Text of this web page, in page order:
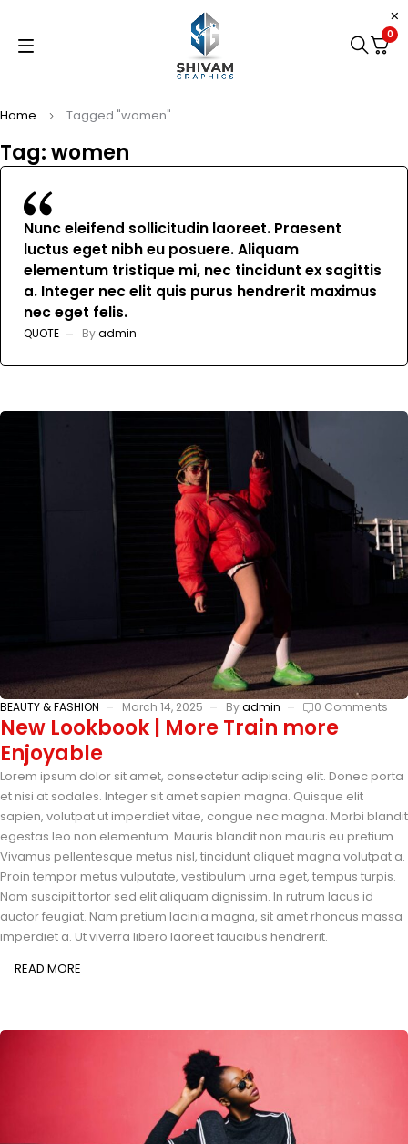
0
Tag: women
Home Tagged "women"
Nunc eleifend sollicitudin laoreet. Praesent
luctus eget nibh eu posuere. Aliquam
elementum tristique mi, nec tincidunt ex sagittis
a. Integer nec elit quis purus hendrerit maximus
nec eget felis.
QUOTE Byadmin
BEAUTY & FASHION March 14, 2025 Byadmin 0 Comments
New Lookbook | More Train more
Enjoyable
Lorem ipsum dolor sit amet, consectetur adipiscing elit. Donec porta
et nisi at sodales. Integer sit amet sapien magna. Quisque elit
sapien, volutpat ut imperdiet vitae, congue nec magna. Morbi blandit
egestas leo non elementum. Mauris blandit non mauris eu pretium.
Vivamus pellentesque metus nisl, tincidunt aliquet magna volutpat a.
Proin tempor metus vulputate, vestibulum urna eget, tempus turpis.
Nam suscipit tortor sed elit aliquam dignissim. In rutrum lacus id
auctor feugiat. Nam pretium lacinia magna, sit amet rhoncus massa
imperdiet a. Ut viverra libero laoreet faucibus hendrerit.
READ MORE